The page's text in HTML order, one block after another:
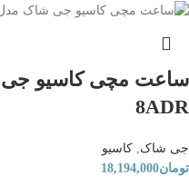
8ADR
جی شاک, کاسیو
تومان18,194,000